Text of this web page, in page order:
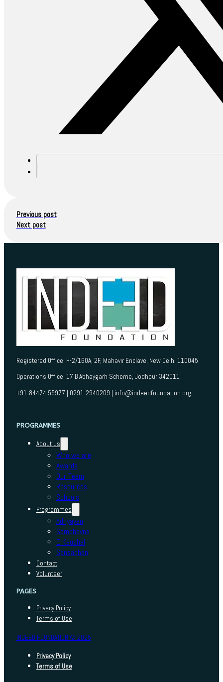
Previous post
Next post
Registered Office H-2/160A, 2F, Mahavir Enclave, New Delhi 110045
Operations Office 17 B Abhaygarh Scheme, Jodhpur 342011
+91-84474 55977 | 0291-2940209 | info@indeedfoundation.org
PROGRAMMES
About us
Who we are
Awards
Our Team
Resources
Schools
Programmes
Adhyayan
Sambhavna
E-Kaushal
Sansadhan
Contact
Volunteer
PAGES
Privacy Policy
Terms of Use
INDEED FOUNDATION © 2025
Privacy Policy
Terms of Use